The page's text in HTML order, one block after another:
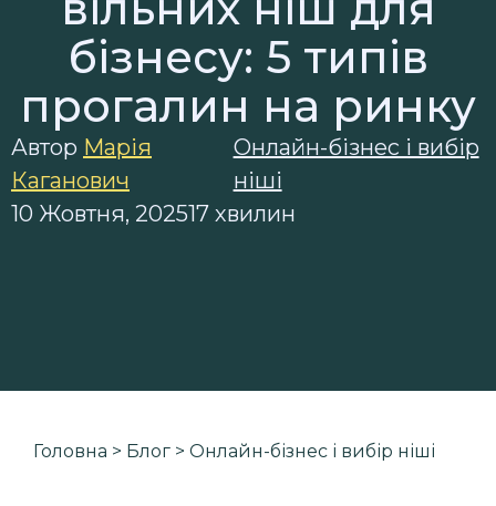
бізнесу: 5 типів
прогалин на ринку
Автор Марія
Каганович
Онлайн-бізнес і вибір
ніші
10 Жовтня, 202517 хвилин
Головна > Блог > Онлайн-бізнес і вибір ніші